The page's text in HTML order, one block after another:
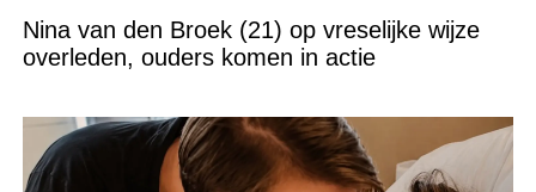
Nina van den Broek (21) op vreselijke wijze
overleden, ouders komen in actie